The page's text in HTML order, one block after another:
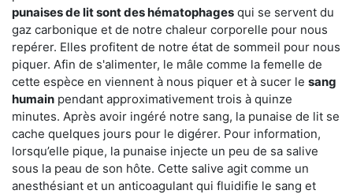
punaises de lit sont des hématophages qui se servent du
gaz carbonique et de notre chaleur corporelle pour nous
repérer. Elles profitent de notre état de sommeil pour nous
piquer. Afin de s'alimenter, le mâle comme la femelle de
cette espèce en viennent à nous piquer et à sucer le sang
humain pendant approximativement trois à quinze
minutes. Après avoir ingéré notre sang, la punaise de lit se
cache quelques jours pour le digérer. Pour information,
lorsqu’elle pique, la punaise injecte un peu de sa salive
sous la peau de son hôte. Cette salive agit comme un
anesthésiant et un anticoagulant qui fluidifie le sang et